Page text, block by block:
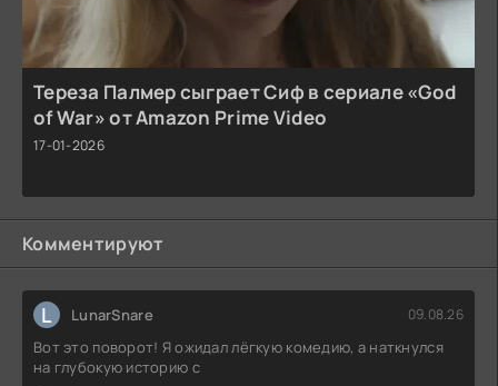
Тереза Палмер сыграет Сиф в сериале «God
of War» от Amazon Prime Video
17-01-2026
Комментируют
L LunarSnare 09.08.26
Вот это поворот! Я ожидал лёгкую комедию, а наткнулся
на глубокую историю с